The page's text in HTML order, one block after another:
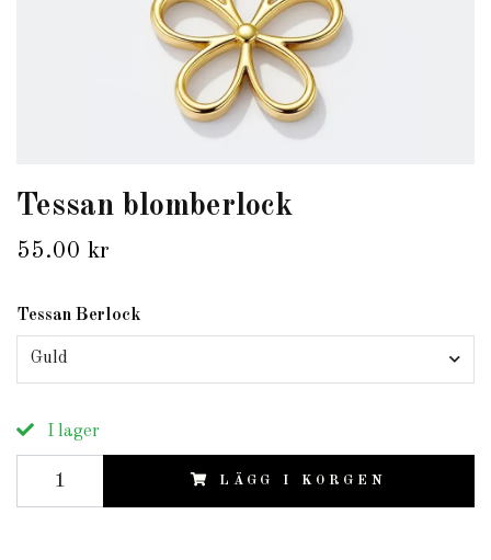
Tessan blomberlock
55.00 kr
Tessan Berlock
Guld
I lager
LÄGG I KORGEN